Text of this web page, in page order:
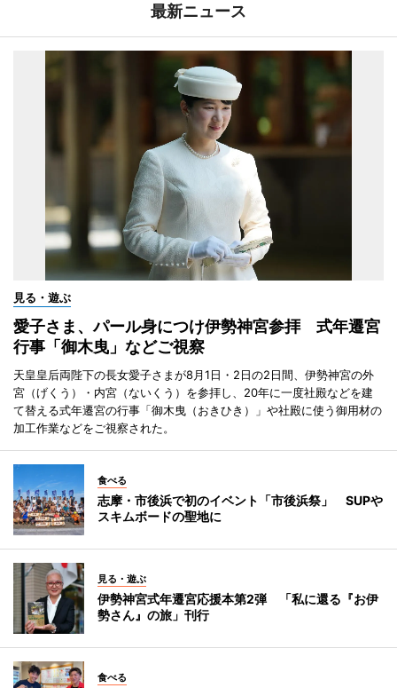
最新ニュース
見る・遊ぶ
愛子さま、パール身につけ伊勢神宮参拝 式年遷宮
行事「御木曳」などご視察
天皇皇后両陛下の長女愛子さまが8月1日・2日の2日間、伊勢神宮の外
宮（げくう）・内宮（ないくう）を参拝し、20年に一度社殿などを建
て替える式年遷宮の行事「御木曳（おきひき）」や社殿に使う御用材の
加工作業などをご視察された。
食べる
志摩・市後浜で初のイベント「市後浜祭」 SUPや
スキムボードの聖地に
見る・遊ぶ
伊勢神宮式年遷宮応援本第2弾 「私に還る『お伊
勢さん』の旅」刊行
食べる